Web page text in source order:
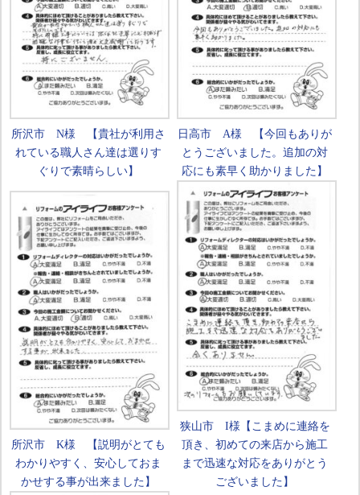
所沢市 N様 【貴社が利用さ
れている職人さん達は選りす
ぐりで素晴らしい】
日高市 A様 【今回もありが
とうございました。追加の対
応にも素早く助かりました】
所沢市 K様 【説明がとても
わかりやすく、安心しておま
かせする事が出来ました】
狭山市 I様【こまめに連絡を
頂き、初めての来店から施工
まで迅速な対応をありがとう
ございました】